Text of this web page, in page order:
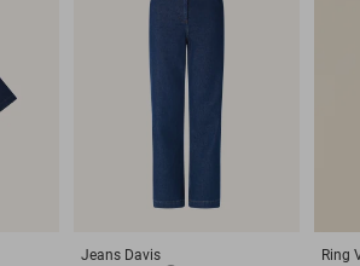
Jeans Davis
Ring